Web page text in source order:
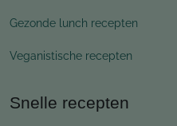
Gezonde lunch recepten
Veganistische recepten
Snelle recepten